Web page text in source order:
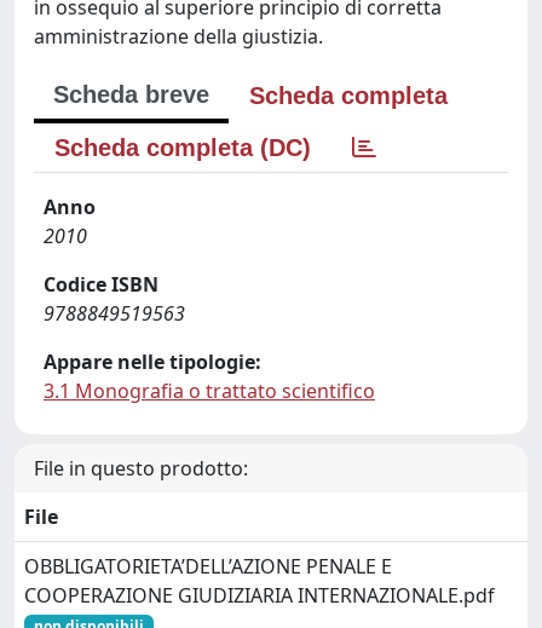
in ossequio al superiore principio di corretta
amministrazione della giustizia.
Scheda breve
Scheda completa
Scheda completa (DC)
Anno
2010
Codice ISBN
9788849519563
Appare nelle tipologie:
3.1 Monografia o trattato scientifico
File in questo prodotto:
File
OBBLIGATORIETA’DELL’AZIONE PENALE E
COOPERAZIONE GIUDIZIARIA INTERNAZIONALE.pdf